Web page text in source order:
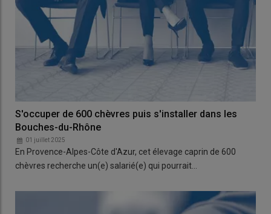
S'occuper de 600 chèvres puis s'installer dans les
Bouches-du-Rhône
01 juillet 2025
En Provence-Alpes-Côte d'Azur, cet élevage caprin de 600
chèvres recherche un(e) salarié(e) qui pourrait…